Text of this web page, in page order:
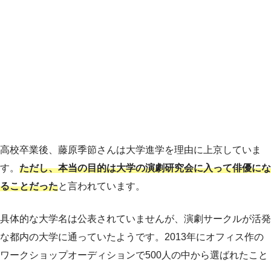
高校卒業後、藤原季節さんは大学進学を理由に上京していま
す。 ただし、本当の目的は大学の演劇研究会に入って俳優にな
ることだったと言われています。
具体的な大学名は公表されていませんが、演劇サークルが活発
な都内の大学に通っていたようです。2013年にオフィス作の
ワークショップオーディションで500人の中から選ばれたこと